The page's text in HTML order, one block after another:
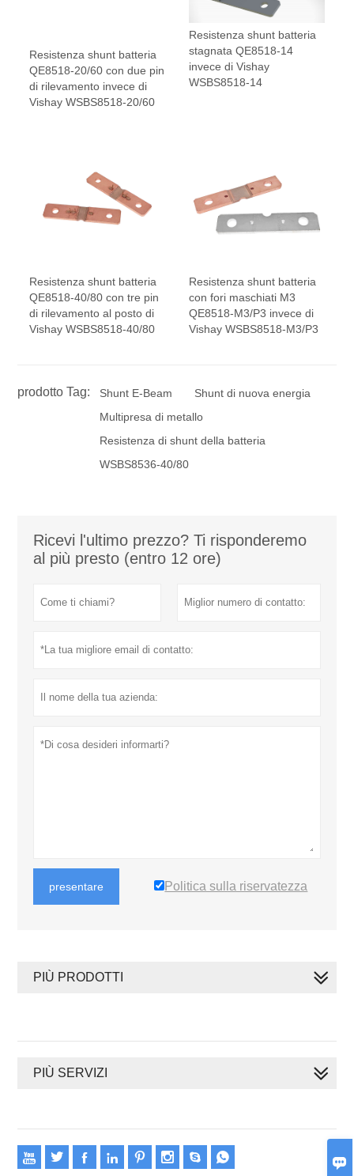

Resistenza shunt batteria
QE8518-20/60 con due pin
di rilevamento invece di
Vishay WSBS8518-20/60
Resistenza shunt batteria
stagnata QE8518-14
invece di Vishay
WSBS8518-14
Resistenza shunt batteria
QE8518-40/80 con tre pin
di rilevamento al posto di
Vishay WSBS8518-40/80
Resistenza shunt batteria
con fori maschiati M3
QE8518-M3/P3 invece di
Vishay WSBS8518-M3/P3
prodotto Tag: Shunt E-Beam
Shunt di nuova energia
Multipresa di metallo
Resistenza di shunt della batteria
WSBS8536-40/80
Ricevi l'ultimo prezzo? Ti risponderemo
al più presto (entro 12 ore)
presentare Politica sulla riservatezza
PIÙ PRODOTTI
PIÙ SERVIZI
       